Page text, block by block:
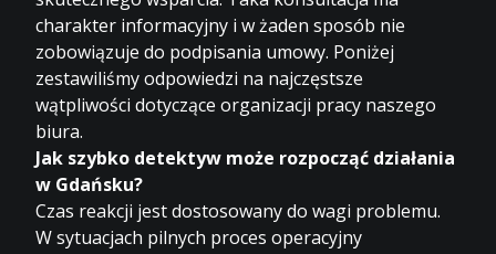
charakter informacyjny i w żaden sposób nie
zobowiązuje do podpisania umowy. Poniżej
zestawiliśmy odpowiedzi na najczęstsze
wątpliwości dotyczące organizacji pracy naszego
biura.
Jak szybko detektyw może rozpocząć działania
w Gdańsku?
Czas reakcji jest dostosowany do wagi problemu.
W sytuacjach pilnych proces operacyjny